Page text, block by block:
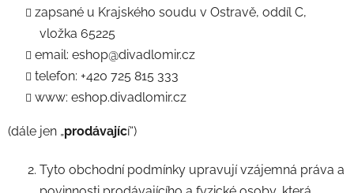
zapsané u Krajského soudu v Ostravě, oddíl C,
vložka 65225
email: eshop@divadlomir.cz
telefon: +420 725 815 333
www: eshop.divadlomir.cz
(dále jen „prodávající“)
Tyto obchodní podmínky upravují vzájemná práva a